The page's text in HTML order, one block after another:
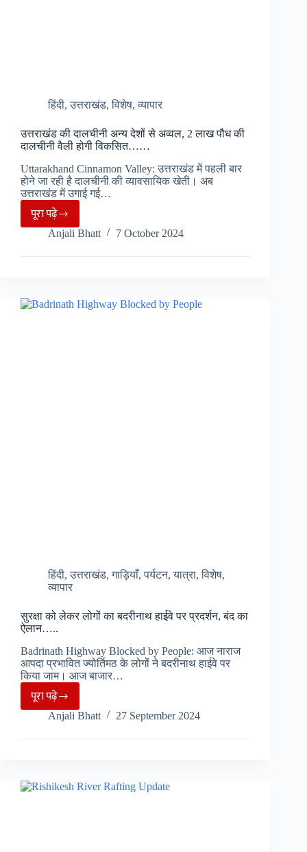
हिंदी,उत्तराखंड,विशेष,व्यापार
उत्तराखंड की दालचीनी अन्य देशों से अव्वल, 2 लाख पौध की
दालचीनी वैली होगी विकसित……
Uttarakhand Cinnamon Valley: उत्तराखंड में पहली बार
होने जा रही है दालचीनी की व्यावसायिक खेती। अब
उत्तराखंड में उगाई गई…
पूरा पढ़ेउत्तराखंड
की
दालचीनी
से
Anjali Bhatt 7 October 2024
हिंदी,उत्तराखंड,गाड़ियाँ,पर्यटन,यात्रा,विशेष,
व्यापार
सुरक्षा को लेकर लोगों का बदरीनाथ हाईवे पर प्रदर्शन, बंद का
ऐलान…..
Badrinath Highway Blocked by People: आज नाराज
आपदा प्रभावित ज्योर्तिमठ के लोगों ने बदरीनाथ हाईवे पर
किया जाम। आज बाजार…
पूरा पढ़ेसुरक्षा
को
लेकर
बदरीनाथ
Anjali Bhatt 27 September 2024